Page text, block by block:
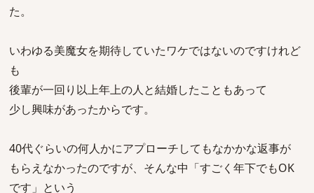
た。
いわゆる美魔女を期待していたワケではないのですけれど
も
後輩が一回り以上年上の人と結婚したこともあって
少し興味があったからです。
40代ぐらいの何人かにアプローチしてもなかかな返事が
もらえなかったのですが、そんな中「すごく年下でもOK
です」という